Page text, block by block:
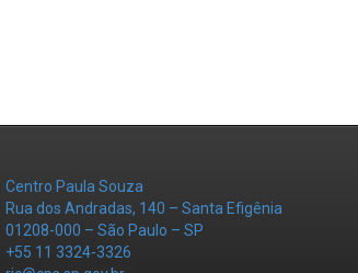
Centro Paula Souza
Rua dos Andradas, 140 – Santa Efigênia
01208-000 – São Paulo – SP
+55 11 3324-3326